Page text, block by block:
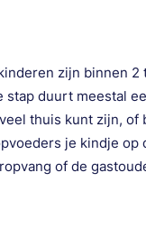
zijn binnen 2
stap duurt meestal
thuis kunt zijn, of
je kindje op
of de